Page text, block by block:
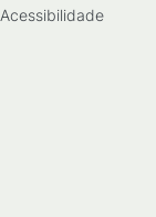
Acessibilidade